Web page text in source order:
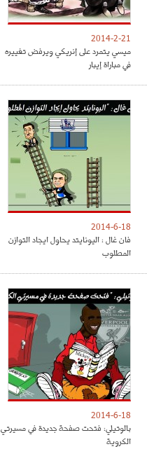
2014-2-21
ميسي يتمرد على إنريكي ويرفض تغييره
في مباراة إيبار
2014-6-18
فان غال : اليونايتد يحاول ايجاد التوازن
المطلوب
2014-6-18
بالوتيلي: فتحت صفحة جديدة في مسيرتي
الكروية